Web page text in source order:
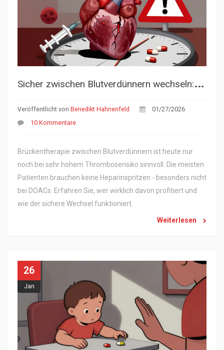
S
icher zwischen Blutverdünnern wechseln: Die aktuelle Leitlinie zur Brückentherapie
Veröffentlicht von Benedikt Hahnenfeld
01/27/2026
10 Kommentare
Brückentherapie zwischen Blutverdünnern ist heute nur
noch bei sehr hohem Thromboserisiko sinnvoll. Die meisten
Patienten brauchen keine Heparinspritzen - besonders nicht
bei DOACs. Erfahren Sie, wer wirklich davon profitiert und
wie der sichere Wechsel funktioniert.
Weiterlesen
26
Jan